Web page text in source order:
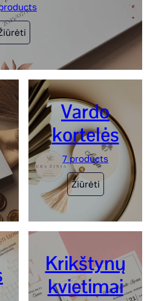
Vardo
kortelės
7 products
Žiūrėti
Krikštynų
kvietimai